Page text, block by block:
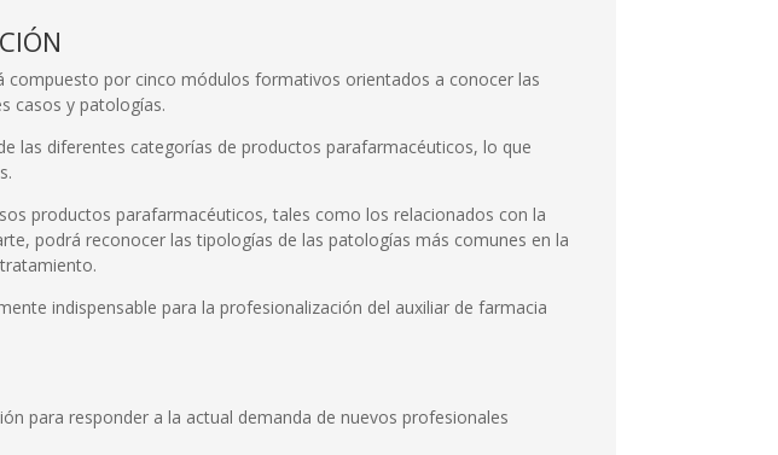
compuesto por cinco módulos formati­vos orientados a conocer las
casos y patologías.
las diferentes categorías de productos parafarmacéuticos, lo que
productos parafarmacéuticos, tales como los relacionados con la
podrá reconocer las tipologías de las patologías más comunes en la
indispensable para la profesiona­lización del auxiliar de farmacia
para responder a la actual demanda de nuevos profesionales